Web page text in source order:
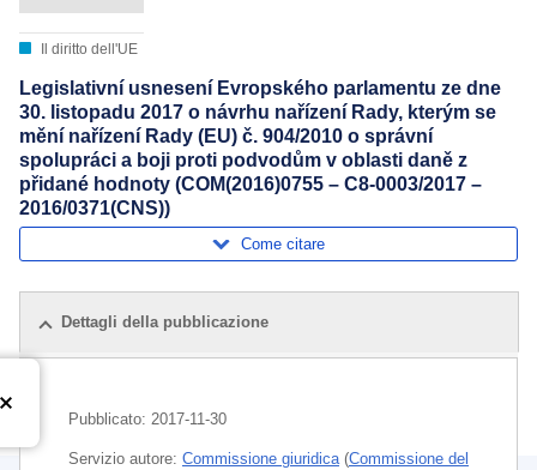
Il diritto dell'UE
Legislativní usnesení Evropského parlamentu ze dne
30. listopadu 2017 o návrhu nařízení Rady, kterým se
mění nařízení Rady (EU) č. 904/2010 o správní
spolupráci a boji proti podvodům v oblasti daně z
přidané hodnoty (COM(2016)0755 – C8-0003/2017 –
2016/0371(CNS))
Come citare
Dettagli della pubblicazione
Pubblicato: 2017-11-30
Servizio autore: Commissione giuridica(Commissione del